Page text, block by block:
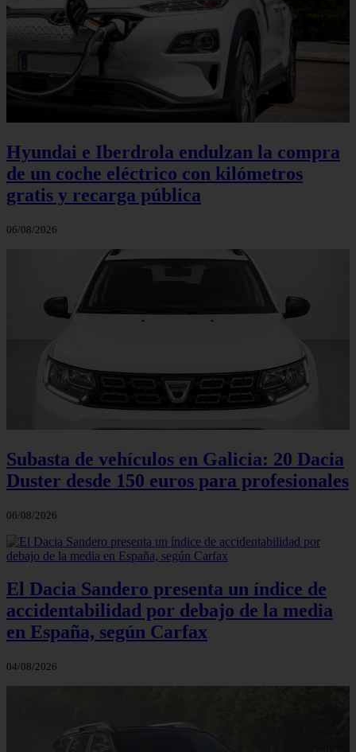
Hyundai e Iberdrola endulzan la compra
de un coche eléctrico con kilómetros
gratis y recarga pública
06/08/2026
Subasta de vehículos en Galicia: 20 Dacia
Duster desde 150 euros para profesionales
06/08/2026
El Dacia Sandero presenta un índice de
accidentabilidad por debajo de la media
en España, según Carfax
04/08/2026